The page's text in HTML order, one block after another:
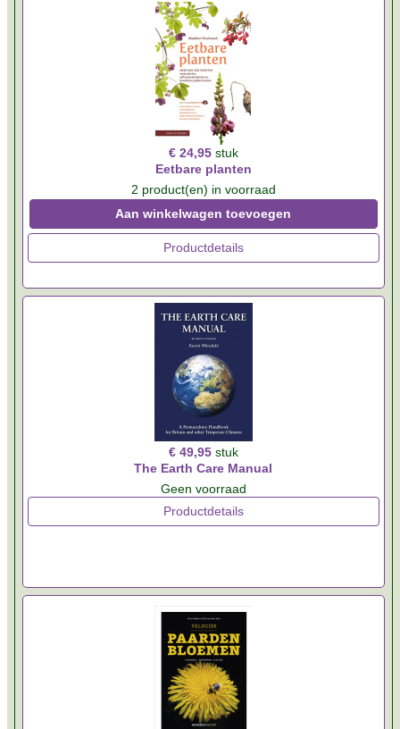
€ 24,95 stuk
Eetbare planten
2 product(en) in voorraad
Aan winkelwagen toevoegen
Productdetails
€ 49,95 stuk
The Earth Care Manual
Geen voorraad
Productdetails